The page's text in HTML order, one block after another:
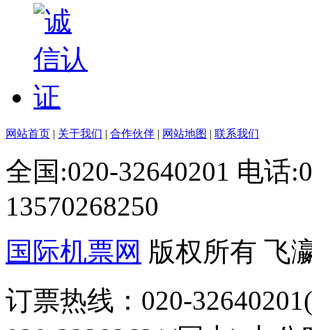
网站首页 | 关于我们 | 合作伙伴 | 网站地图 | 联系我们
全国:020-32640201 电话
13570268250
国际机票网 版权所有 飞
订票热线：020-